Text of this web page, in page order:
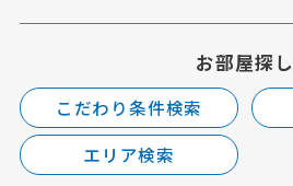
お部屋探し
こだわり条件検索
エリア検索